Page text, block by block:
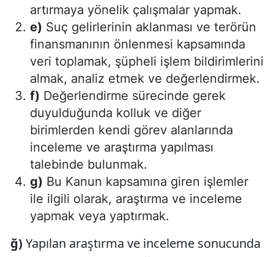
artırmaya yönelik çalışmalar yapmak.
e) Suç gelirlerinin aklanması ve terörün
finansmanının önlenmesi kapsamında
veri toplamak, şüpheli işlem bildirimlerini
almak, analiz etmek ve değerlendirmek.
f) Değerlendirme sürecinde gerek
duyulduğunda kolluk ve diğer
birimlerden kendi görev alanlarında
inceleme ve araştırma yapılması
talebinde bulunmak.
g) Bu Kanun kapsamına giren işlemler
ile ilgili olarak, araştırma ve inceleme
yapmak veya yaptırmak.
ğ) Yapılan araştırma ve inceleme sonucunda